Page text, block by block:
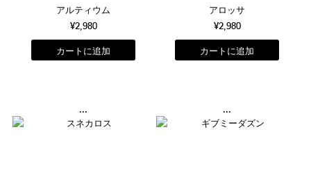
アルティウム
¥2,980
アロッサ
¥2,980
... ...